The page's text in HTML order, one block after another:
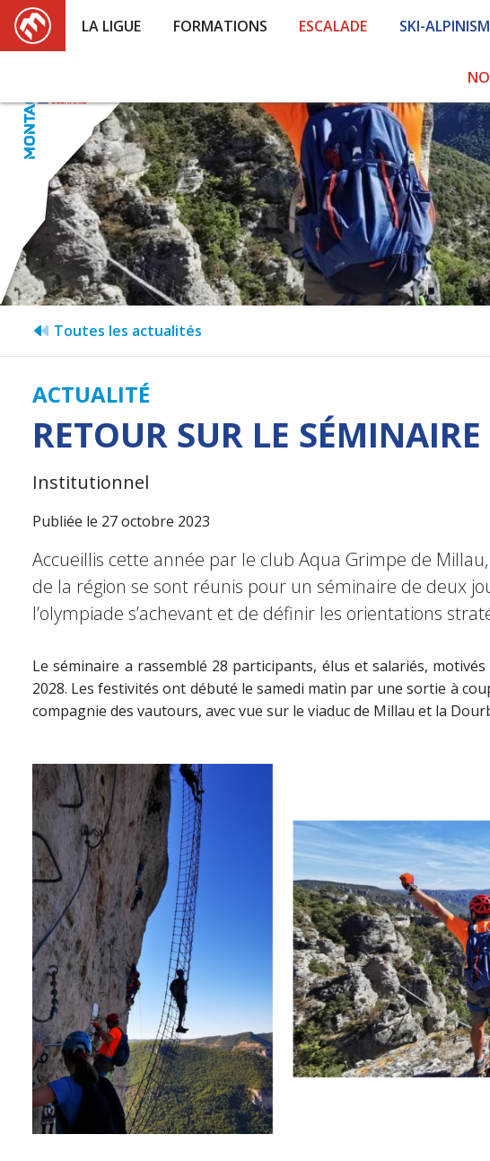
LA LIGUE FORMATIONS ESCALADE SKI-
Toutes les actualités
ACTUALITÉ
RETOUR SUR LE
Institutionnel
Publiée le 27 octobre 2023
Accueillis cette année par le club Aqua Grimpe de
de la région se sont réunis pour un séminaire de deux
l’olympiade s’achevant et de définir les orientations
Le séminaire a rassemblé 28 participants, élus et salariés,
2028. Les festivités ont débuté le samedi matin par une sortie à
compagnie des vautours, avec vue sur le viaduc de Millau et la